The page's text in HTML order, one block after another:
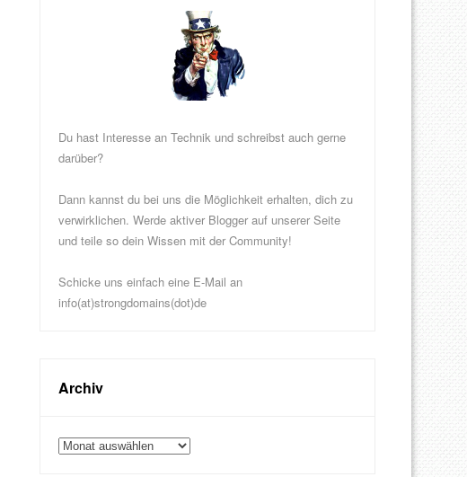
Du hast Interesse an Technik und schreibst auch gerne
darüber?
Dann kannst du bei uns die Möglichkeit erhalten, dich zu
verwirklichen. Werde aktiver Blogger auf unserer Seite
und teile so dein Wissen mit der Community!
Schicke uns einfach eine E-Mail an
info(at)strongdomains(dot)de
Archiv
Archiv